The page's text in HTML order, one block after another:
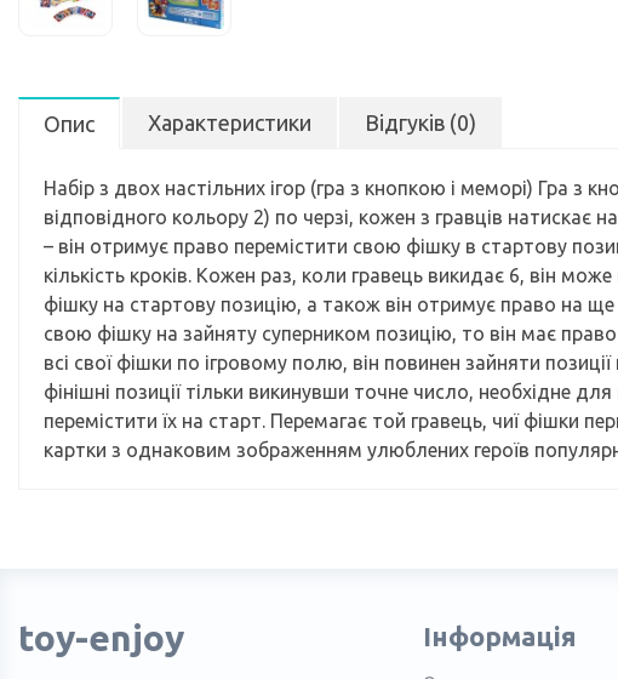
Опис Характеристики Відгуків (0)
Набір з двох настільних ігор (гра з кнопкою і меморі) Гра з
відповідного кольору 2) по черзі, кожен з гравців натискає
– він отримує право перемістити свою фішку в стартову
кількість кроків. Кожен раз, коли гравець викидає 6, він
фішку на стартову позицію, а також він отримує право на
свою фішку на зайняту суперником позицію, то він має
всі свої фішки по ігровому полю, він повинен зайняти
фінішні позиції тільки викинувши точне число, необхідне
перемістити їх на старт. Перемагає той гравець, чиї фішки
картки з однаковим зображенням улюблених героїв
toy-enjoy Інформація